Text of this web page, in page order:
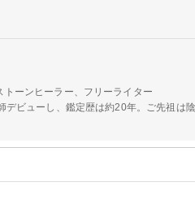
ーンヒーラー、フリーライター
デビューし、鑑定歴は約20年。ご先祖は